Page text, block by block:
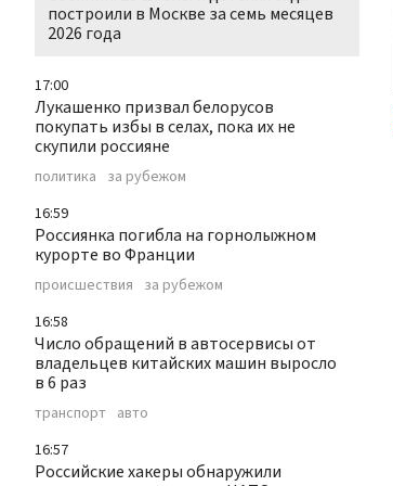
построили в Москве за семь месяцев
2026 года
17:00
Лукашенко призвал белорусов
покупать избы в селах, пока их не
скупили россияне
политика за рубежом
16:59
Россиянка погибла на горнолыжном
курорте во Франции
происшествия за рубежом
16:58
Число обращений в автосервисы от
владельцев китайских машин выросло
в 6 раз
транспорт авто
16:57
Российские хакеры обнаружили